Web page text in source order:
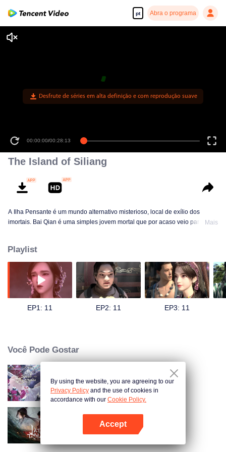
pt Abra o programa
Abra o programa
Desfrute de séries em alta definição e com reprodução suave
00:00:00/00:28:13
The Island of Siliang
A Ilha Pensante é um mundo alternativo misterioso, local de exílio dos
imortais. Bai Qian é uma simples jovem mortal que por acaso veio para a
por cometer um erro. Ele é orgulhoso e inicialmente não dá muita
importância a Bai Qian. No entanto, nesse outro mundo, a pureza e
bondade de Bai Qian gradualmente tocaram o coração frio de Wu Bei. Os
dois começaram a explorar este belo, mas traiçoeiro mundo juntos,
apoiando-se mutuamente. Eles triunfaram juntos sobre uma série de
Mais
Playlist
EP1: 11 EP2: 11 EP3: 11
Você Pode Gostar
Marca de Mordidas do Amor
Dinastia de Jade
By using the website, you are agreeing to our
Privacy Policy and the use of cookies in
accordance with our Cookie Policy.
Accept